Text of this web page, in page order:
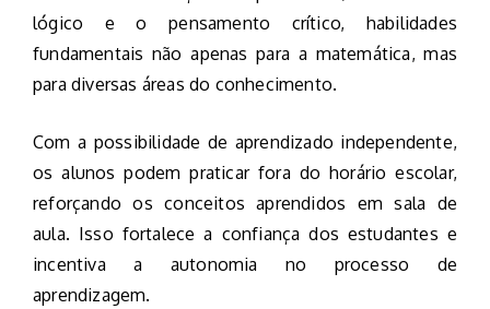
lógico e o pensamento crítico, habilidades
fundamentais não apenas para a matemática, mas
para diversas áreas do conhecimento.
Com a possibilidade de aprendizado independente,
os alunos podem praticar fora do horário escolar,
reforçando os conceitos aprendidos em sala de
aula. Isso fortalece a confiança dos estudantes e
incentiva a autonomia no processo de
aprendizagem.